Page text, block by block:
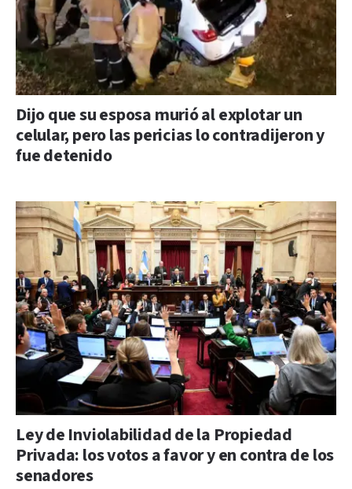
Dijo que su esposa murió al explotar un
celular, pero las pericias lo contradijeron y
fue detenido
Ley de Inviolabilidad de la Propiedad
Privada: los votos a favor y en contra de los
senadores